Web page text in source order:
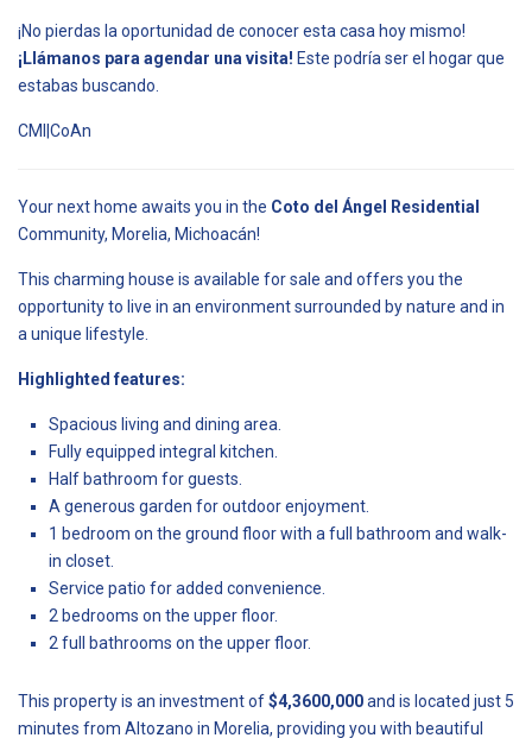
¡No pierdas la oportunidad de conocer esta casa hoy mismo!
¡Llámanos para agendar una visita! Este podría ser el hogar que
estabas buscando.
CMI|CoAn
Your next home awaits you in the Coto del Ángel Residential
Community, Morelia, Michoacán!
This charming house is available for sale and offers you the
opportunity to live in an environment surrounded by nature and in
a unique lifestyle.
Highlighted features:
Spacious living and dining area.
Fully equipped integral kitchen.
Half bathroom for guests.
A generous garden for outdoor enjoyment.
1 bedroom on the ground floor with a full bathroom and walk-
in closet.
Service patio for added convenience.
2 bedrooms on the upper floor.
2 full bathrooms on the upper floor.
This property is an investment of$4,3600,000and is located just 5
minutes from Altozano in Morelia, providing you with beautiful